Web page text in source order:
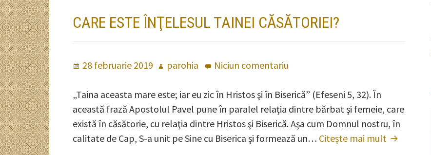
CARE ESTE ÎNŢELESUL TAINEI CĂSĂTORIEI?
Publicat
28 februarie 2019 Autor
parohia Niciun comentariu
este
înţelesul
Tainei
Căsătoriei?
„Taina aceasta mare este; iar eu zic în Hristos şi în Biserică” (Efeseni 5, 32). În
această frază Apostolul Pavel pune în paralel relaţia dintre bărbat şi femeie, care
există în căsătorie, cu relaţia dintre Hristos şi Biserică. Aşa cum Domnul nostru, în
calitate de Cap, S-a unit pe Sine cu Biserica şi formează un… Citește mai mult Care